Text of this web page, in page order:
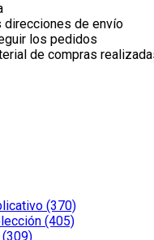
direcciones de envío
los pedidos
de compras
(370)
(405)